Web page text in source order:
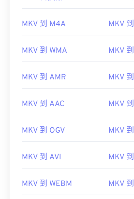
MKV 到 M4A MKV
MKV 到 WMA MKV
MKV 到 AMR MKV
MKV 到 AAC MKV
MKV 到 OGV MKV
MKV 到 AVI MKV
MKV 到 WEBM MKV